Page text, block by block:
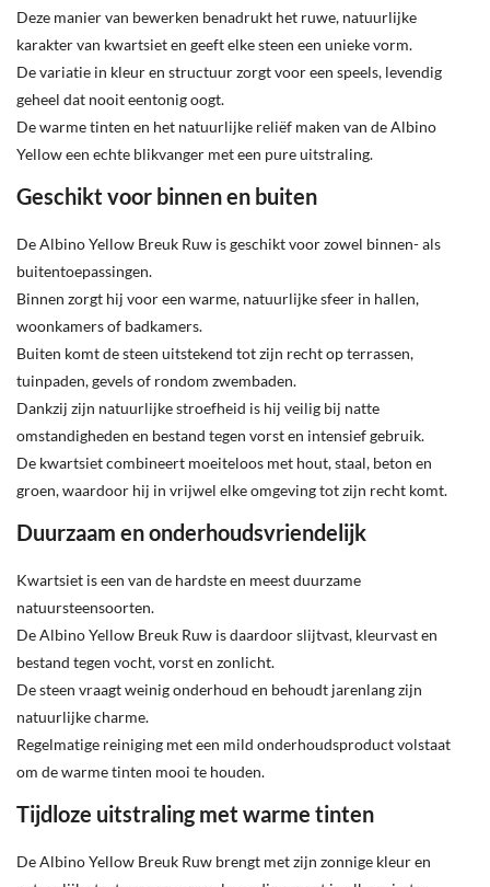
Deze manier van bewerken benadrukt het ruwe, natuurlijke
karakter van kwartsiet en geeft elke steen een unieke vorm.
De variatie in kleur en structuur zorgt voor een speels, levendig
geheel dat nooit eentonig oogt.
De warme tinten en het natuurlijke reliëf maken van de Albino
Yellow een echte blikvanger met een pure uitstraling.
Geschikt voor binnen en buiten
De Albino Yellow Breuk Ruw is geschikt voor zowel binnen- als
buitentoepassingen.
Binnen zorgt hij voor een warme, natuurlijke sfeer in hallen,
woonkamers of badkamers.
Buiten komt de steen uitstekend tot zijn recht op terrassen,
tuinpaden, gevels of rondom zwembaden.
Dankzij zijn natuurlijke stroefheid is hij veilig bij natte
omstandigheden en bestand tegen vorst en intensief gebruik.
De kwartsiet combineert moeiteloos met hout, staal, beton en
groen, waardoor hij in vrijwel elke omgeving tot zijn recht komt.
Duurzaam en onderhoudsvriendelijk
Kwartsiet is een van de hardste en meest duurzame
natuursteensoorten.
De Albino Yellow Breuk Ruw is daardoor slijtvast, kleurvast en
bestand tegen vocht, vorst en zonlicht.
De steen vraagt weinig onderhoud en behoudt jarenlang zijn
natuurlijke charme.
Regelmatige reiniging met een mild onderhoudsproduct volstaat
om de warme tinten mooi te houden.
Tijdloze uitstraling met warme tinten
De Albino Yellow Breuk Ruw brengt met zijn zonnige kleur en